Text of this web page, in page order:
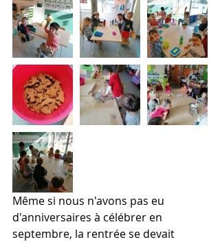
Même si nous n'avons pas eu
d'anniversaires à célébrer en
septembre, la rentrée se devait